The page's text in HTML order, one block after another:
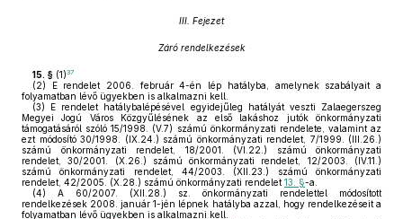
III. Fejezet
Záró rendelkezések
15. § (1)37
(2) E rendelet 2006. február 4-én lép hatályba, amelynek szabályait a
folyamatban lévő ügyekben is alkalmazni kell.
(3) E rendelet hatálybalépésével egyidejűleg hatályát veszti Zalaegerszeg
Megyei Jogú Város Közgyűlésének az első lakáshoz jutók önkormányzati
támogatásáról szóló 15/1998. (V.7) számú önkormányzati rendelete, valamint az
ezt módosító 30/1998. (IX.24.) számú önkormányzati rendelet, 7/1999. (III.26.)
számú önkormányzati rendelet, 18/2001. (VI.22.) számú önkormányzati
rendelet, 30/2001. (X.26.) számú önkormányzati rendelet, 12/2003. (IV.11.)
számú önkormányzati rendelet, 44/2003. (XII.23.) számú önkormányzati
rendelet, 42/2005. (X.28.) számú önkormányzati rendelet 13. §-a.
(4) A 60/2007. (XII.28.) sz. önkormányzati rendelettel módosított
rendelkezések 2008. január 1-jén lépnek hatályba azzal, hogy rendelkezéseit a
folyamatban lévő ügyekben is alkalmazni kell.